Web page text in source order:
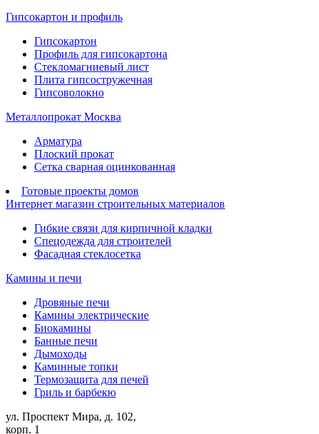
Гипсокартон и профиль
Гипсокартон
Профиль для гипсокартона
Стекломагниевый лист
Плита гипсостружечная
Гипсоволокно
Металлопрокат Москва
Арматура
Плоский прокат
Сетка сварная оцинкованная
Готовые проекты домов
Интернет магазин строительных материалов
Гибкие связи для кирпичной кладки
Спецодежда для строителей
Фасадная стеклосетка
Камины и печи
Дровяные печи
Камины электрические
Биокамины
Банные печи
Дымоходы
Каминные топки
Термозащита для печей
Гриль и барбекю
ул. Проспект Мира, д. 102,
корп. 1